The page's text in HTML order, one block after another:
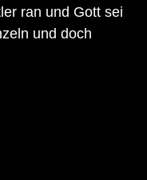
ran und Gott sei
und doch